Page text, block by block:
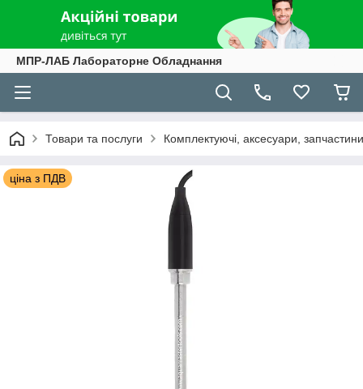
МПР-ЛАБ Лабораторне Обладнання
Товари та послуги Комплектуючі, аксесуари,
ціна з ПДВ